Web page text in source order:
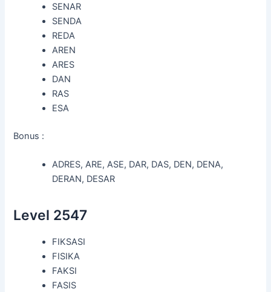
SENAR
SENDA
REDA
AREN
ARES
DAN
RAS
ESA
Bonus :
ADRES, ARE, ASE, DAR, DAS, DEN, DENA,
DERAN, DESAR
Level 2547
FIKSASI
FISIKA
FAKSI
FASIS